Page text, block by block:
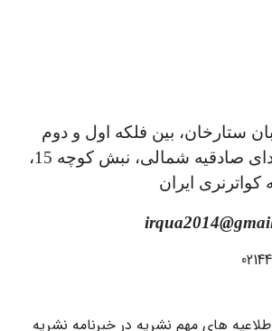
ستارخان، بین فلکه اول و دوم
صادقیه، بلوار شهدای صادقیه شمالی، نبش کوچه 15،
های مهم نشریه در خبرنامه نشریه